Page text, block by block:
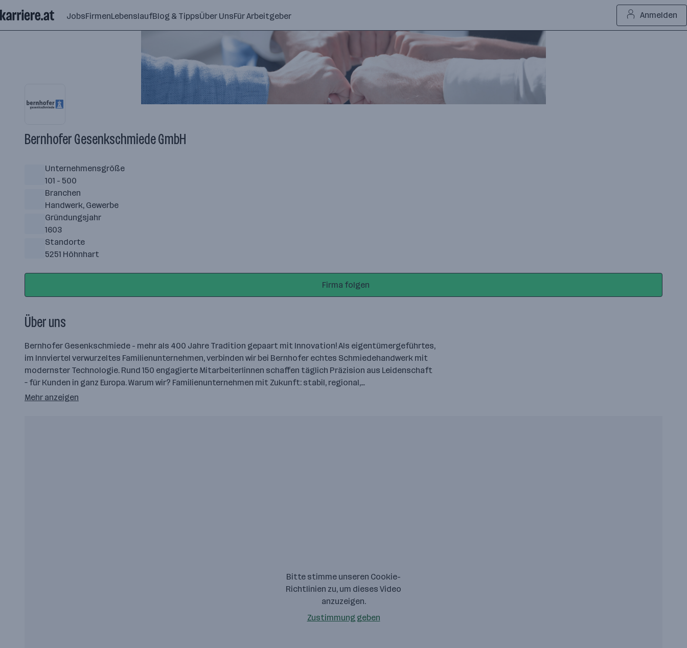
Seiteninhalt
springen
JobsFirmenLebenslaufBlog & TippsÜber UnsFür Arbeitgeber Anmelden
Bernhofer Gesenkschmiede GmbH
Unternehmensgröße
101 - 500
Branchen
Handwerk, Gewerbe
Gründungsjahr
1603
Standorte
5251 Höhnhart
Firma folgen
Über uns
Bernhofer Gesenkschmiede - mehr als 400 Jahre Tradition gepaart mit Innovation! Als eigentümergeführtes,
im Innviertel verwurzeltes Familienunternehmen, verbinden wir bei Bernhofer echtes Schmiedehandwerk mit
modernster Technologie. Rund 150 engagierte MitarbeiterIinnen schaffen täglich Präzision aus Leidenschaft
– für Kunden in ganz Europa. Warum wir? Familienunternehmen mit Zukunft: stabil, regional,…
Mehr anzeigen
Bitte stimme unseren Cookie-
Richtlinien zu, um dieses Video
anzuzeigen.
Zustimmung geben